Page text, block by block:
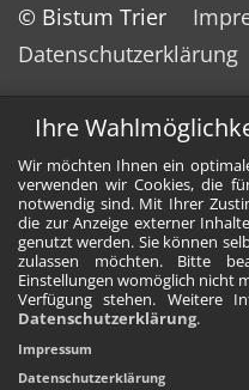
Ihre
Wir möchten Ihnen ein
verwenden wir Cookies, die
notwendig sind. Mit Ihrer
die zur Anzeige externer
genutzt werden. Sie können
zulassen möchten. Bitte
Einstellungen womöglich nicht
Verfügung stehen. Weitere
Datenschutzerklärung.
Impressum
Datenschutzerklärung
© Bistum Trier
Datenschutzerklärung